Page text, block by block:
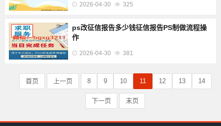
2026-04-30 325
ps改征信报告多少钱征信报告PS制做流程操
作
2026-04-30 381
首页 上一页 8 9 10 11 12 13 14
下一页 末页